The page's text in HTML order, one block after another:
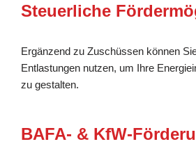
Steuerliche
Ergänzend zu Zuschüssen können
Entlastungen nutzen, um Ihre
zu gestalten.
BAFA- & KfW-